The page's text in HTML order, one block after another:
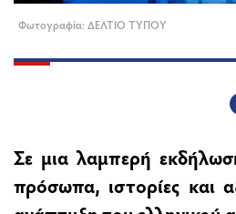
Φωτογραφία: ΔΕΛΤΙΟ ΤΥΠΟΥ
Σε μια λαμπερή
πρόσωπα, ιστορίες και